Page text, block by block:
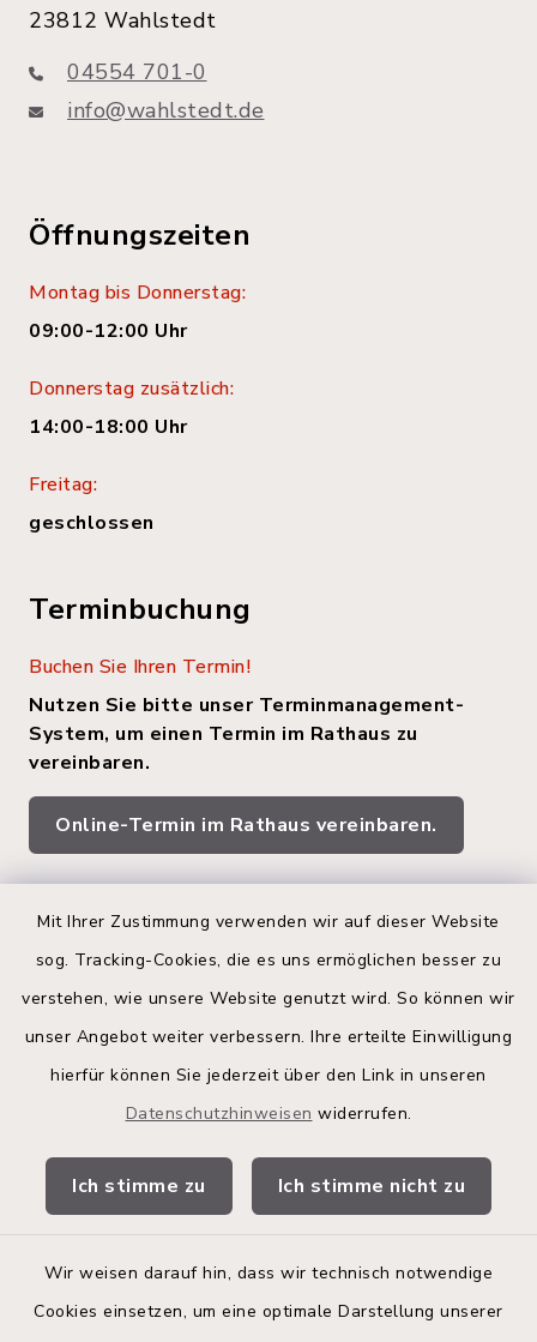
Mit Ihrer Zustimmung verwenden wir auf dieser Website
sog. Tracking-Cookies, die es uns ermöglichen besser zu
verstehen, wie unsere Website genutzt wird. So können wir
unser Angebot weiter verbessern. Ihre erteilte Einwilligung
hierfür können Sie jederzeit über den Link in unseren
Datenschutzhinweisen widerrufen.
Ich stimme zu Ich stimme nicht zu
Wir weisen darauf hin, dass wir technisch notwendige
Cookies einsetzen, um eine optimale Darstellung unserer
23812 Wahlstedt
04554 701-0
info@wahlstedt.de
Öffnungszeiten
Montag bis Donnerstag:
09:00-12:00 Uhr
Donnerstag zusätzlich:
14:00-18:00 Uhr
Freitag:
geschlossen
Terminbuchung
Buchen Sie Ihren Termin!
Nutzen Sie bitte unser Terminmanagement-
System, um einen Termin im Rathaus zu
vereinbaren.
Online-Termin im Rathaus vereinbaren.
Quicklinks
Land Schleswig-Holstein
Kita-Portal
Bürgerinformationsbroschüre